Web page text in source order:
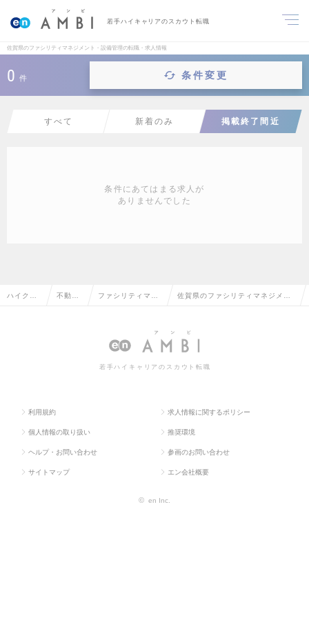
若手ハイキャリアのスカウト転職
佐賀県のファシリティマネジメント・設備管理の転職・求人情報
0 件 条件変更
すべて 新着のみ 掲載終了間近
条件にあてはまる求人が
ありませんでした
ハイクラ 不動産 ファシリティマネ 佐賀県のファシリティマネジメン
覧
若手ハイキャリアのスカウト転職
利用規約 求人情報に関するポリシー
個人情報の取り扱い 推奨環境
ヘルプ・お問い合わせ 参画のお問い合わせ
サイトマップ エン会社概要
© en Inc.